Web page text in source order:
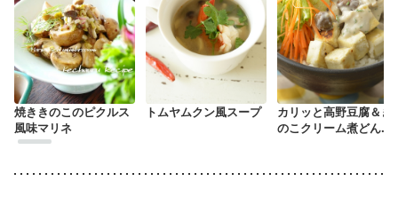
焼ききのこのピクルス
風味マリネ
トムヤムクン風スープ
カリッと高野豆腐＆き
のこクリーム煮どんぶ